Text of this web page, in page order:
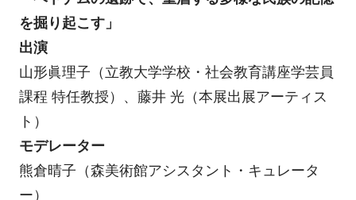
を掘り起こす」
出演
山形眞理子（立教大学学校・社会教育講座学芸員
課程 特任教授）、藤井 光（本展出展アーティス
ト）
モデレーター
熊倉晴子（森美術館アシスタント・キュレータ
ー）